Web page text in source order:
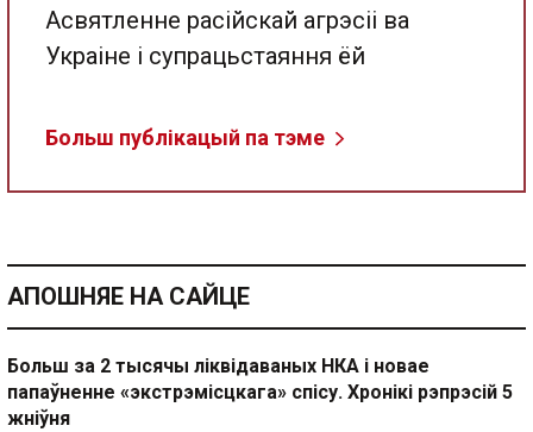
Асвятленне расійскай агрэсіі ва
Украіне і супрацьстаяння ёй
Больш публікацый па тэме
АПОШНЯЕ НА САЙЦЕ
Больш за 2 тысячы ліквідаваных НКА і новае
папаўненне «экстрэмісцкага» спісу. Хронікі рэпрэсій 5
жніўня